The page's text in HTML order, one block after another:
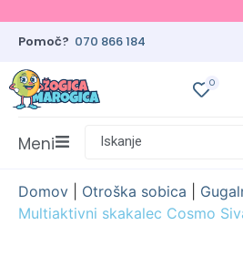
Pomoč? 070 866 184
0
Iskanje
Meni
Domov Otroška sobica
Multiaktivni skakalec Cosmo